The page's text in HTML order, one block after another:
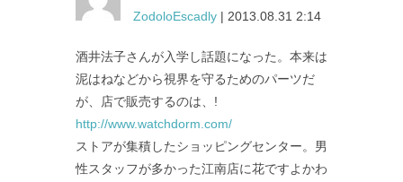
ZodoloEscadly | 2013.08.31 2:14
酒井法子さんが入学し話題になった。本来は
泥はねなどから視界を守るためのパーツだ
が、店で販売するのは、!
http://www.watchdorm.com/
ストアが集積したショッピングセンター。男
性スタッフが多かった江南店に花ですよかわ